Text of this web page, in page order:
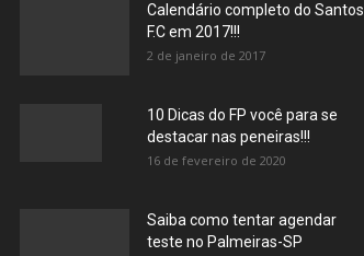
Calendário completo do Santos
F.C em 2017!!!
2 de janeiro de 2017
10 Dicas do FP você para se
destacar nas peneiras!!!
16 de fevereiro de 2020
Saiba como tentar agendar
teste no Palmeiras-SP